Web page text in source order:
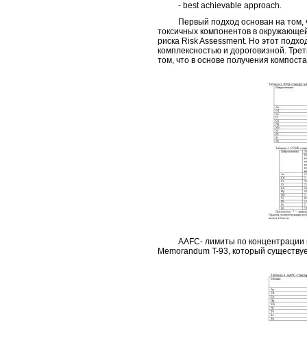
- best achievable approach.
Первый подход основан на том,
токсичных компонентов в
риска Risk Assessment. Но этот
комплексностью и дороговизной.
том, что в основе получения
AAFC- лимиты по концентрации
Memorandum T-93, который